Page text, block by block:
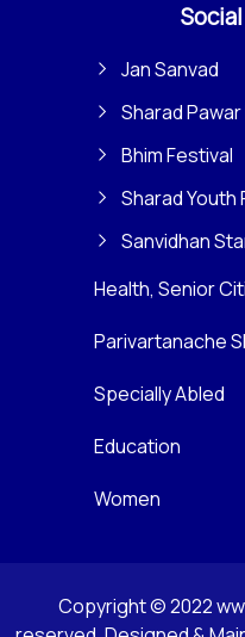
Jan Sanvad
Sharad
Bhim Festival
Sharad Youth
Sanvidhan
Health, Senior
Parivartanache
Specially Abled
Education
Women
Copyright © 2022